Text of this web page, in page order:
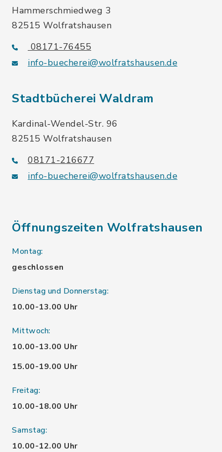
Hammerschmiedweg 3
82515 Wolfratshausen
08171-76455
info-buecherei@wolfratshausen.de
Stadtbücherei Waldram
Kardinal-Wendel-Str. 96
82515 Wolfratshausen
08171-216677
info-buecherei@wolfratshausen.de
Öffnungszeiten Wolfratshausen
Montag:
geschlossen
Dienstag und Donnerstag:
10.00-13.00 Uhr
Mittwoch:
10.00-13.00 Uhr
15.00-19.00 Uhr
Freitag:
10.00-18.00 Uhr
Samstag:
10.00-12.00 Uhr